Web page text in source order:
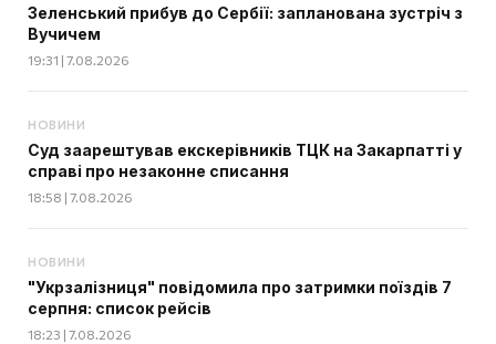
Зеленський прибув до Сербії: запланована зустріч з
Вучичем
19:31 | 7.08.2026
НОВИНИ
Суд заарештував екскерівників ТЦК на Закарпатті у
справі про незаконне списання
18:58 | 7.08.2026
НОВИНИ
"Укрзалізниця" повідомила про затримки поїздів 7
серпня: список рейсів
18:23 | 7.08.2026